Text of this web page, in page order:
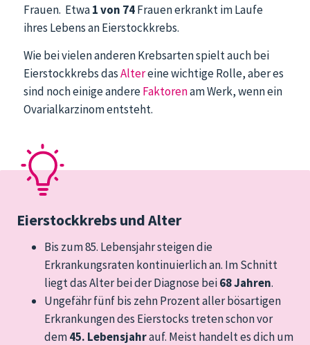
Frauen. Etwa1 von 74Frauen erkrankt im Laufe
ihres Lebens an Eier­stock­krebs.
Wie bei vielen anderen Krebsarten spielt auch bei
Eierstockkrebs dasAltereine wichtige Rolle, aber es
sind noch einige andereFaktorenam Werk, wenn ein
Ovarialkarzinom entsteht.
Eierstockkrebs und Alter
Bis zum 85. Lebensjahr steigen die
Erkrankungsraten kontinuierlich an. Im Schnitt
liegt das Alter bei der Diagnose bei68 Jahren.
Ungefähr fünf bis zehn Prozent aller bösartigen
Erkrankungen des Eierstocks treten schon vor
dem45. Lebensjahrauf. Meist handelt es dich um